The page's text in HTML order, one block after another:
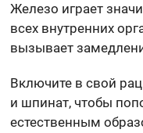
Железо играет
всех внутренних
вызывает
Включите в свой
и шпинат, чтобы
естественным